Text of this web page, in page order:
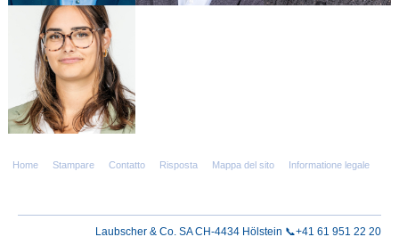
Home Stampare Contatto Risposta Mappa del sito Informatione legale
Laubscher & Co. SA CH-4434 Hölstein 📞+41 61 951 22 20